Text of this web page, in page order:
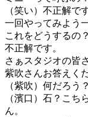
（笑い）不正解で
一回やってみよう
これをどうするの
不正解です。
さぁスタジオの皆
紫吹さんお答えく
（紫吹）何だろう？
（濱口）石？こち
ん。